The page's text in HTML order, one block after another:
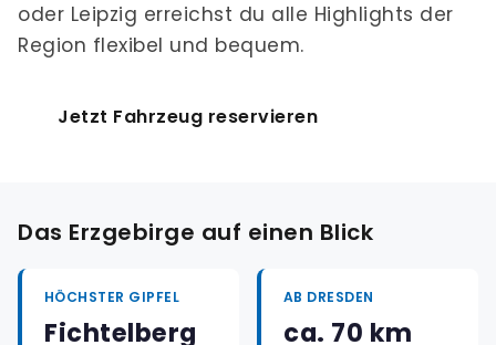
oder Leipzig erreichst du alle Highlights der
Region flexibel und bequem.
Jetzt Fahrzeug reservieren
Das Erzgebirge auf einen Blick
HÖCHSTER GIPFEL
Fichtelberg
AB DRESDEN
ca. 70 km